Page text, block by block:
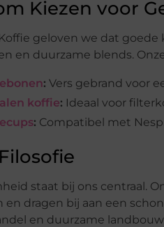
Kiezen voor
geloven we dat
en duurzame blends.
: Vers gebrand voor
koffie: Ideaal voor
: Compatibel met
staat bij ons centraal.
en dragen bij aan een
en duurzame